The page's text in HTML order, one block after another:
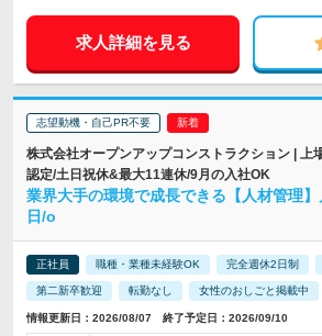
求人詳細を見る
志望動機・自己PR不要
株式会社オープンアップコンストラクション | 上
認定/土日祝休&最大11連休/9月の入社OK
業界大手の環境で成長できる【人材管理
日/o
正社員 職種・業種未経験OK 完全週休2日制
第二新卒歓迎 転勤なし 女性のおしごと掲載中
情報更新日：2026/08/07 終了予定日：2026/09/10